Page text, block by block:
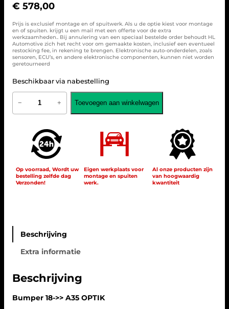
€ 578,00
Prijs is exclusief montage en of spuitwerk. Als u de optie kiest voor montage
en of spuiten. krijgt u een mail met een offerte voor de extra
werkzaamheden.. Bij annulering van een speciaal bestelde order behoudt HL
Automotive zich het recht voor om gemaakte kosten, inclusief een eventueel
restocking fee, in rekening te brengen. Elektronische auto-onderdelen, zoals
sensoren, ECU’s, en andere elektronische componenten, kunnen niet worden
geretourneerd
Beschikbaar via nabestelling
A
H
M
P
5
P
K
I
− + Toevoegen aan winkelwagen
Op voorraad, Wordt uw
bestelling zelfde dag
Verzonden!
Eigen werkplaats voor
montage en spuiten
werk.
Al onze producten zijn
van hoogwaardig
kwantiteit
Beschrijving
Extra informatie
Beschrijving
Bumper 18->> A35 OPTIK